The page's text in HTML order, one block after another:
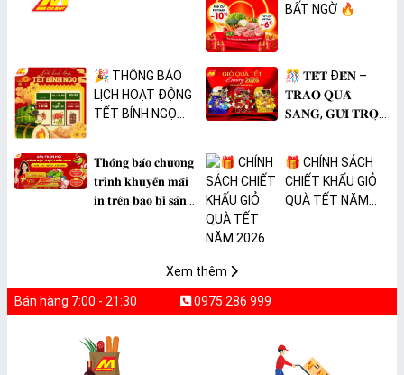
BẤT NGỜ 🔥
🎉 THÔNG BÁO
LỊCH HOẠT ĐỘNG
TẾT BÍNH NGỌ
🎊 𝐓𝐄̂́𝐓 Đ𝐄̂́𝐍 –
𝐓𝐑𝐀𝐎 𝐐𝐔𝐀̀
𝐒𝐀𝐍𝐆, 𝐆𝐔̛̉𝐈 𝐓𝐑𝐎̣𝐍
𝐓𝐡𝐨̂𝐧𝐠 𝐛𝐚́𝐨 𝐜𝐡𝐮̛𝐨̛𝐧𝐠
𝐭𝐫𝐢̀𝐧𝐡 𝐤𝐡𝐮𝐲𝐞̂́𝐧 𝐦𝐚̃𝐢
𝐢𝐧 𝐭𝐫𝐞̂𝐧 𝐛𝐚𝐨 𝐛𝐢̀ 𝐬𝐚̉𝐧
🎁 CHÍNH SÁCH
CHIẾT KHẤU GIỎ
QUÀ TẾT NĂM
Xem thêm
Bán hàng 7:00 - 21:30 0975 286 999